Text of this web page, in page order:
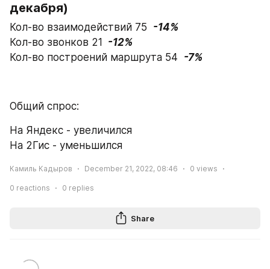
декабря)
Кол-во взаимодействий 75 -14%
Кол-во звонков 21
-12%
Кол-во построений маршрута 54 -7%
Общий спрос:
На Яндекс - увеличился
На 2Гис - уменьшился
Камиль Кадыров December 21, 2022, 08:46 0 views
0 reactions 0 replies
Share